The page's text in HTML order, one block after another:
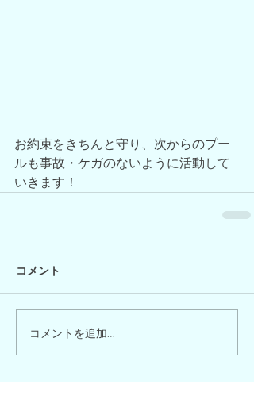
お約束をきちんと守り、次からのプー
ルも事故・ケガのないように活動して
いきます！
コメント
コメントを追加…